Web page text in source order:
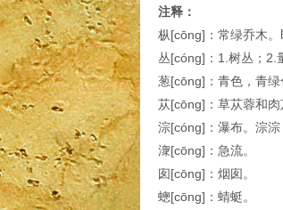
注释：
枞[cōng]：常绿乔木。
丛[cóng]：1.树丛；2.
葱[cōng]：青色，青绿
苁[cōng]：草苁蓉和肉
淙[cóng]：瀑布。淙淙
潨[cōng]：急流。
囱[cōng]：烟囱。
蟌[cōng]：蜻蜓。